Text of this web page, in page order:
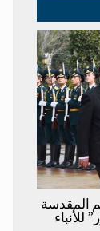
المقدسة
للأنباء